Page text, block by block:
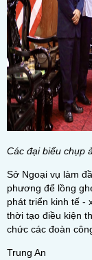
Các đại biểu chụp
Sở Ngoại vụ làm
phương để lồng
phát triển kinh tế -
thời tạo điều kiện
chức các đoàn
Trung An